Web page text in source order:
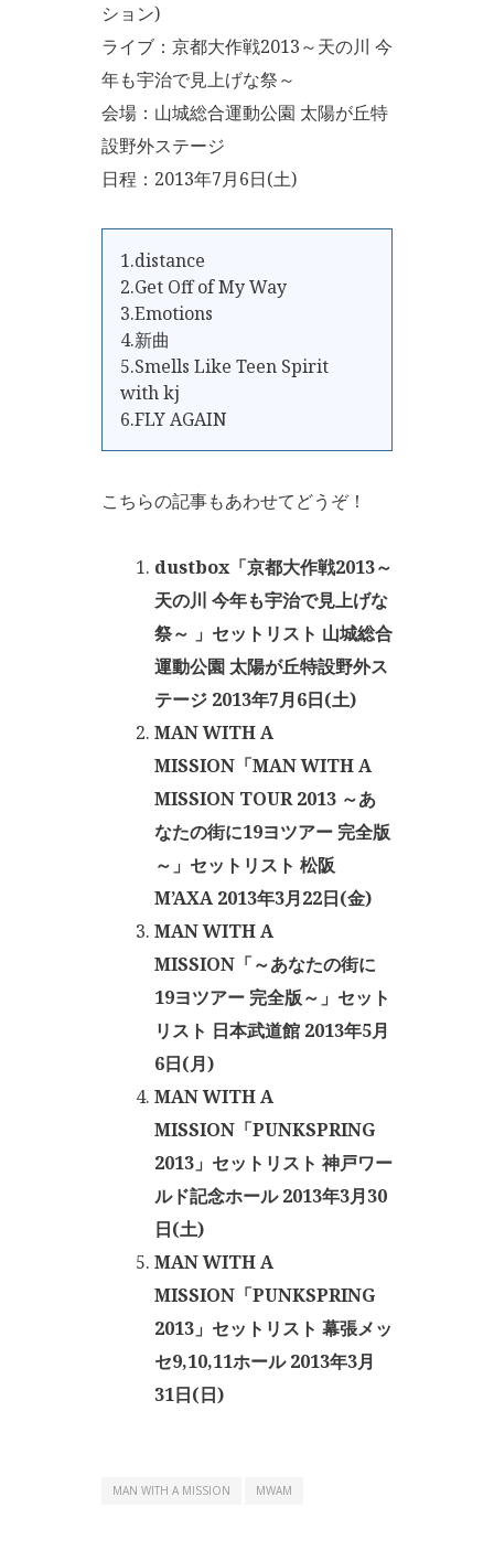
ション)
ライブ：京都大作戦2013～天の川 今
年も宇治で見上げな祭～
会場：山城総合運動公園 太陽が丘特
設野外ステージ
日程：2013年7月6日(土)
1.distance
2.Get Off of My Way
3.Emotions
4.新曲
5.Smells Like Teen Spirit
with kj
6.FLY AGAIN
こちらの記事もあわせてどうぞ！
dustbox「京都大作戦2013～
天の川 今年も宇治で見上げな
祭～ 」セットリスト 山城総合
運動公園 太陽が丘特設野外ス
テージ 2013年7月6日(土)
MAN WITH A
MISSION「MAN WITH A
MISSION TOUR 2013 ～あ
なたの街に19ヨツアー 完全版
～」セットリスト 松阪
M’AXA 2013年3月22日(金)
MAN WITH A
MISSION「～あなたの街に
19ヨツアー 完全版～」セット
リスト 日本武道館 2013年5月
6日(月)
MAN WITH A
MISSION「PUNKSPRING
2013」セットリスト 神戸ワー
ルド記念ホール 2013年3月30
日(土)
MAN WITH A
MISSION「PUNKSPRING
2013」セットリスト 幕張メッ
セ9,10,11ホール 2013年3月
31日(日)
MAN WITH A MISSION MWAM